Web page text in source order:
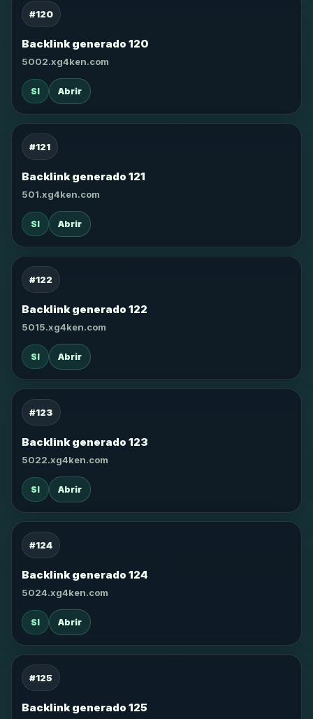
#120
Backlink generado 120
5002.xg4ken.com
SI Abrir
#121
Backlink generado 121
501.xg4ken.com
SI Abrir
#122
Backlink generado 122
5015.xg4ken.com
SI Abrir
#123
Backlink generado 123
5022.xg4ken.com
SI Abrir
#124
Backlink generado 124
5024.xg4ken.com
SI Abrir
#125
Backlink generado 125